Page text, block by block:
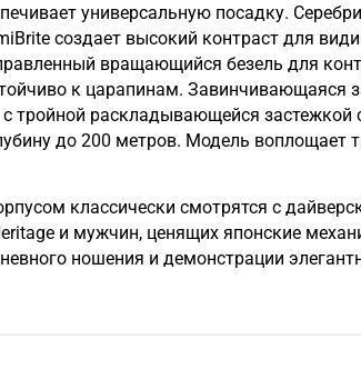
универсальную посадку.
создает высокий контраст для
вращающийся безель для
к царапинам. Завинчивающаяся
тройной раскладывающейся
до 200 метров. Модель воплощает
классически смотрятся с
и мужчин, ценящих японские
ношения и демонстрации